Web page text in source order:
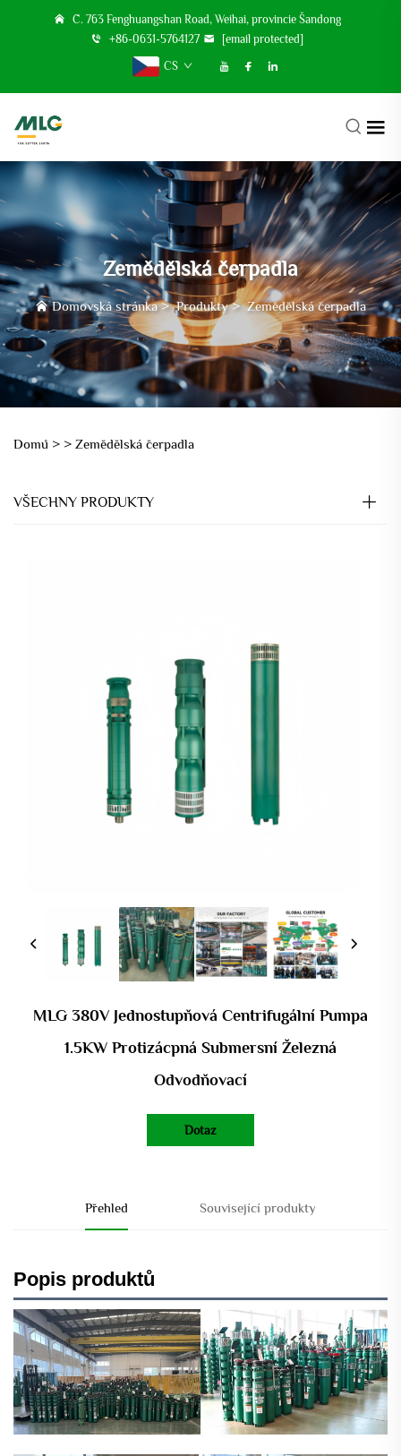
Č. 763 Fenghuangshan Road, Weihai, provincie Šandong
+86-0631-5764127
[email protected]
CS
Zemědělská čerpadla
Domovská stránka>Produkty>Zemědělská čerpadla
Domů > > Zemědělská čerpadla
VŠECHNY PRODUKTY
MLG 380V Jednostupňová Centrifugální Pumpa
1.5KW Protizácpná Submersní Železná
Odvodňovací
Dotaz
Přehled Související produkty
Popis produktů